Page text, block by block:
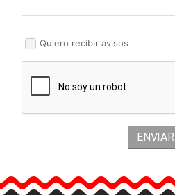
Quiero recibir avisos
ENVIAR